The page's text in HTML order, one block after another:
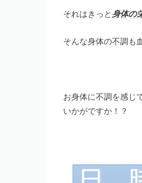
それはきっと 身体の
そんな身体の不調も
お身体に不調を感じ
いかがですか！？